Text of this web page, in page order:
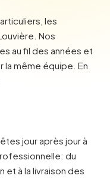
les
. Nos
au fil des années et
même équipe. En
jour après jour à
du
et à la livraison des